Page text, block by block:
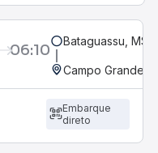
06:10 Bataguassu, MS
Campo Grande,
Embarque
direto